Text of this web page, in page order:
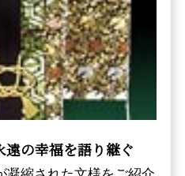
の幸福を語り継ぐ